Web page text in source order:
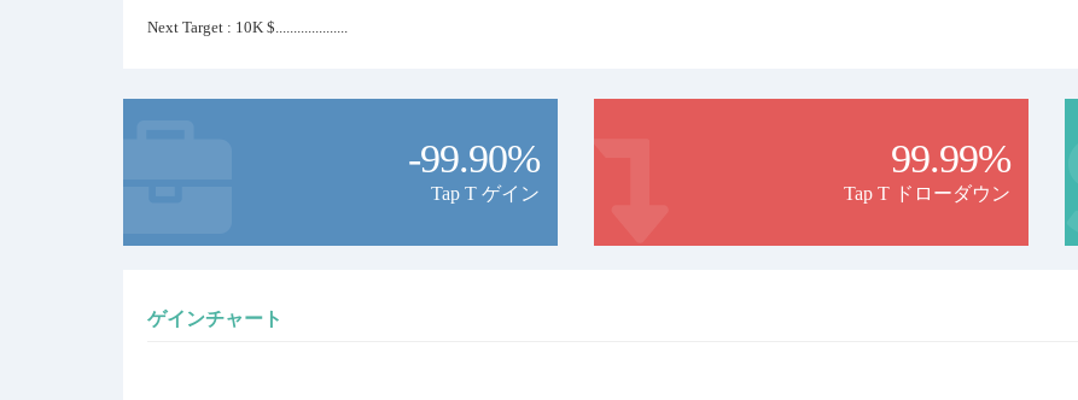
Next Target : 10K $....................
-99.90%
Tap T ゲイン
99.99%
Tap T ドローダウン
ゲインチャート